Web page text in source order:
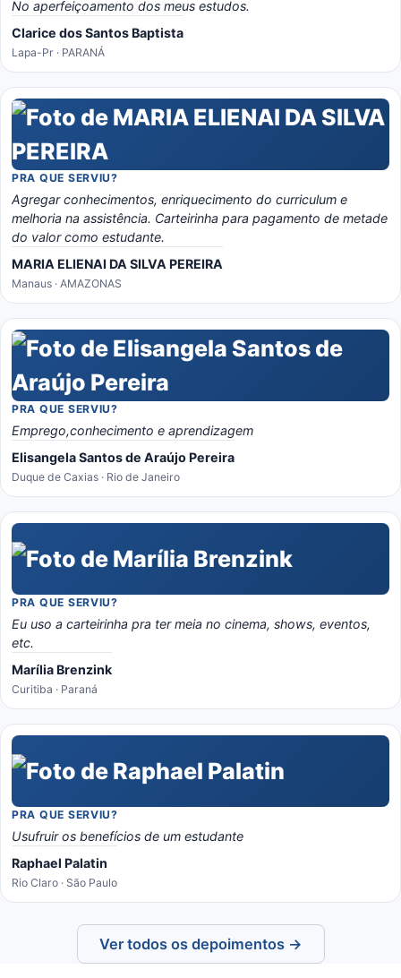
No aperfeiçoamento dos meus estudos.
Clarice dos Santos Baptista
Lapa-Pr · PARANÁ
PRA QUE SERVIU?
Agregar conhecimentos, enriquecimento do curriculum e
melhoria na assistência. Carteirinha para pagamento de metade
do valor como estudante.
MARIA ELIENAI DA SILVA PEREIRA
Manaus · AMAZONAS
PRA QUE SERVIU?
Emprego,conhecimento e aprendizagem
Elisangela Santos de Araújo Pereira
Duque de Caxias · Rio de Janeiro
PRA QUE SERVIU?
Eu uso a carteirinha pra ter meia no cinema, shows, eventos,
etc.
Marília Brenzink
Curitiba · Paraná
PRA QUE SERVIU?
Usufruir os benefícios de um estudante
Raphael Palatin
Rio Claro · São Paulo
Ver todos os depoimentos →